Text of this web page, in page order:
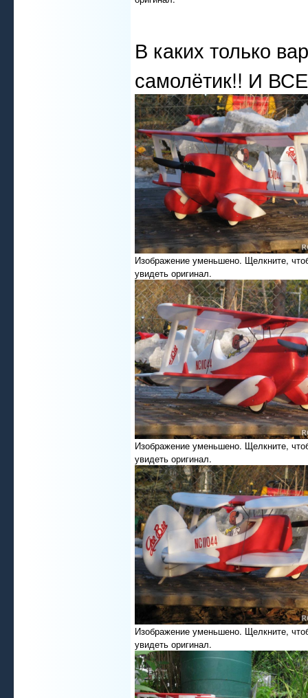
В каких только
самолётик!! И
Изображение уменьшено. Щелкните,
увидеть оригинал.
Изображение уменьшено. Щелкните,
увидеть оригинал.
Изображение уменьшено. Щелкните,
увидеть оригинал.